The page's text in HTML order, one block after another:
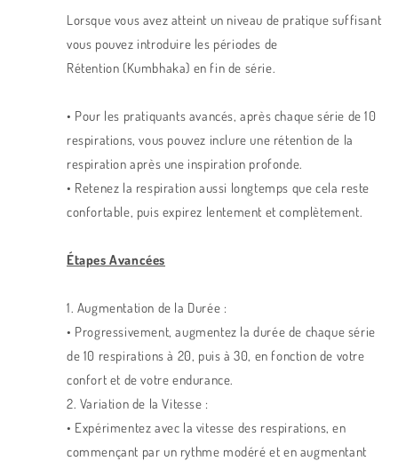
Lorsque vous avez atteint un niveau de pratique suffisant
vous pouvez introduire les périodes de
Rétention (Kumbhaka) en fin de série.
• Pour les pratiquants avancés, après chaque série de 10
respirations, vous pouvez inclure une rétention de la
respiration après une inspiration profonde.
• Retenez la respiration aussi longtemps que cela reste
confortable, puis expirez lentement et complètement.
Étapes Avancées
1. Augmentation de la Durée :
• Progressivement, augmentez la durée de chaque série
de 10 respirations à 20, puis à 30, en fonction de votre
confort et de votre endurance.
2. Variation de la Vitesse :
• Expérimentez avec la vitesse des respirations, en
commençant par un rythme modéré et en augmentant